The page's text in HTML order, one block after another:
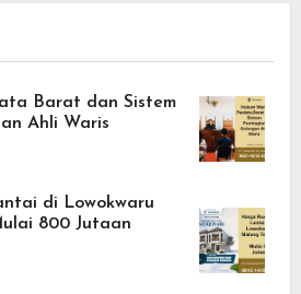
Barat dan Sistem
Ahli Waris
di Lowokwaru
800 Jutaan